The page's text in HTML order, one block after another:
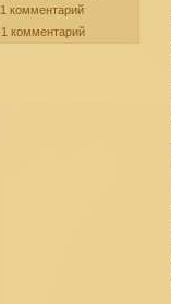
1 комментарий
1 комментарий